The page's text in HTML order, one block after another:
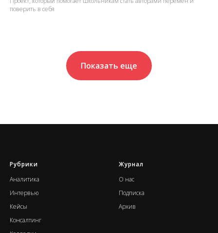
поверить в себя
Показать еще
Рубрики
Аналитика
Интервью
Кейсы
Консалтинг
Журнал
О нас
Подписка
Архив